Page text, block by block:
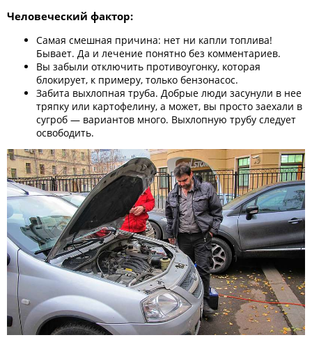
Человеческий фактор:
Самая смешная причина: нет ни капли топлива!
Бывает. Да и лечение понятно без комментариев.
Вы забыли отключить противоугонку, которая
блокирует, к примеру, только бензонасос.
Забита выхлопная труба. Добрые люди засунули в нее
тряпку или картофелину, а может, вы просто заехали в
сугроб — вариантов много. Выхлопную трубу следует
освободить.